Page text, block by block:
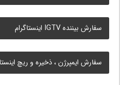
سفارش بیننده IGTV اینستاگرام
سفارش ایمپرژن ، ذخیره و ریچ